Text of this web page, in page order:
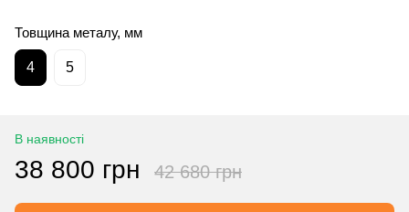
Товщина металу, мм
4 5
В наявності
38 800 грн 42 680 грн